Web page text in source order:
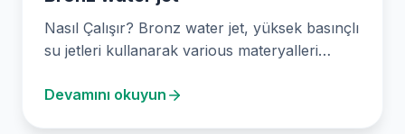
Nasıl Çalışır? Bronz water jet, yüksek basınçlı
su jetleri kullanarak various materyalleri
Devamını okuyun